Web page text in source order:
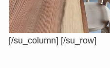
[/su_column] [/su_row]